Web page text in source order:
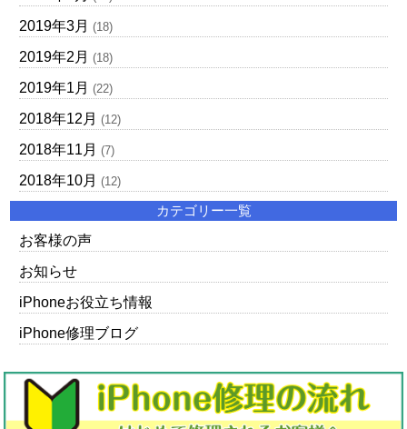
2019年3月 (18)
2019年2月 (18)
2019年1月 (22)
2018年12月 (12)
2018年11月 (7)
2018年10月 (12)
カテゴリー一覧
お客様の声
お知らせ
iPhoneお役立ち情報
iPhone修理ブログ